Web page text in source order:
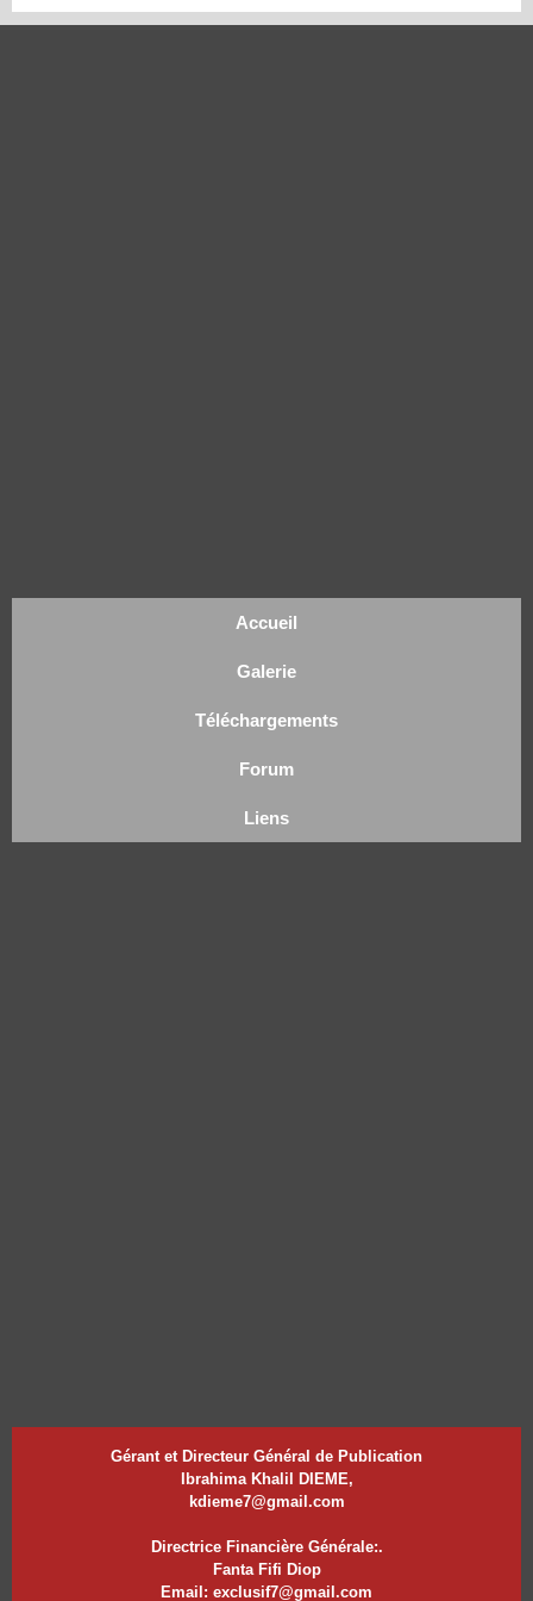
Accueil
Galerie
Téléchargements
Forum
Liens
Gérant et Directeur Général de Publication
Ibrahima Khalil DIEME,
kdieme7@gmail.com
Directrice Financière Générale:.
Fanta Fifi Diop
Email: exclusif7@gmail.com